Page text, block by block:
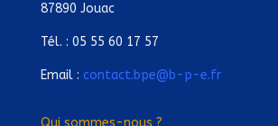
87890 Jouac
Tél. : 05 55 60 17 57
Email : contact.bpe@b-p-e.fr
Qui sommes-nous ?